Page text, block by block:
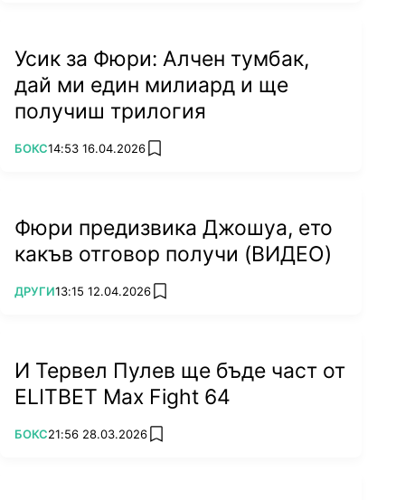
Усик за Фюри: Алчен тумбак,
дай ми един милиард и ще
получиш трилогия
ПОВЕЧЕ ОТ
БОКС14:53 16.04.2026 add favorites
Фюри предизвика Джошуа, ето
какъв отговор получи (ВИДЕО)
ПОВЕЧЕ ОТ
ДРУГИ13:15 12.04.2026 add favorites
И Тервел Пулев ще бъде част от
ELITBET Max Fight 64
ПОВЕЧЕ ОТ
БОКС21:56 28.03.2026 add favorites